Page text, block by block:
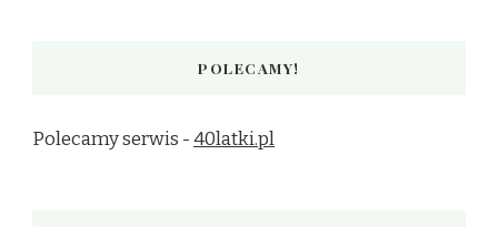
POLECAMY!
Polecamy serwis -40latki.pl